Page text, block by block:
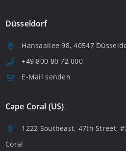
Düsseldorf
Hansaallee 98, 40547
+49 800 80 72 000
E-Mail senden
Cape Coral (US)
1222 Southeast, 47th Street,
Coral